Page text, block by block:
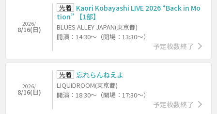
2026/
8/16(日)
先着 Kaori Kobayashi LIVE 2026 “Back in Mo
tion” 【1部】
BLUES ALLEY JAPAN(東京都)
開演：14:30～（開場：13:30～）
予定枚数終了
2026/
8/16(日)
先着 忘れらんねえよ
LIQUIDROOM(東京都)
開演：18:30～（開場：17:30～）
予定枚数終了